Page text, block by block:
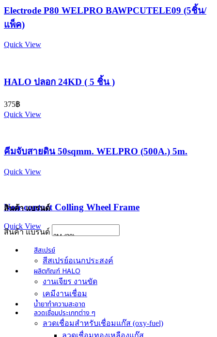
Electrode P80 WELPRO BAWPCUTELE09 (5ชิ้น/
แพ็ค)
Quick View
HALO ปลอก 24KD ( 5 ชิ้น )
375฿
Quick View
คีมจับสายดิน 50sqmm. WELPRO (500A.) 5m.
Quick View
Non-contact Colling Wheel Frame
Quick View
สินค้า แบรนด์
สินค้า แบรนด์
สีสเปรย์
สีสเปรย์อเนกประสงค์
ผลิตภัณฑ์ HALO
งานเจียร งานขัด
เคมีงานเชื่อม
น้ำยาทำความสะอาด
ลวดเชื่อมประเภทต่าง ๆ
ลวดเชื่อมสำหรับเชื่อมแก๊ส (oxy-fuel)